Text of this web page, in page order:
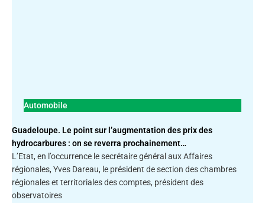
Automobile
Guadeloupe. Le point sur l’augmentation des prix des
hydrocarbures : on se reverra prochainement…
L’Etat, en l’occurrence le secrétaire général aux Affaires
régionales, Yves Dareau, le président de section des chambres
régionales et territoriales des comptes, président des
observatoires